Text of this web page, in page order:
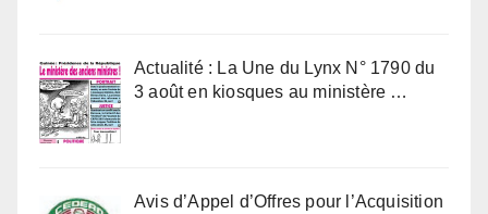
Actualité : La Une du Lynx N° 1790 du
3 août en kiosques au ministère …
Avis d’Appel d’Offres pour l’Acquisition